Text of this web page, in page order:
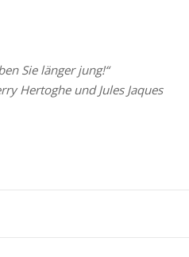
Sie länger jung!“
Hertoghe und Jules Jaques